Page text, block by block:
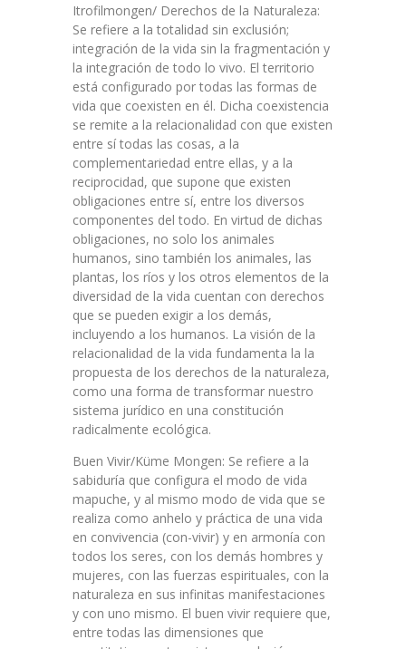
Itrofilmongen/ Derechos de la Naturaleza:
Se refiere a la totalidad sin exclusión;
integración de la vida sin la fragmentación y
la integración de todo lo vivo. El territorio
está configurado por todas las formas de
vida que coexisten en él. Dicha coexistencia
se remite a la relacionalidad con que existen
entre sí todas las cosas, a la
complementariedad entre ellas, y a la
reciprocidad, que supone que existen
obligaciones entre sí, entre los diversos
componentes del todo. En virtud de dichas
obligaciones, no solo los animales
humanos, sino también los animales, las
plantas, los ríos y los otros elementos de la
diversidad de la vida cuentan con derechos
que se pueden exigir a los demás,
incluyendo a los humanos. La visión de la
relacionalidad de la vida fundamenta la la
propuesta de los derechos de la naturaleza,
como una forma de transformar nuestro
sistema jurídico en una constitución
radicalmente ecológica.
Buen Vivir/Küme Mongen: Se refiere a la
sabiduría que configura el modo de vida
mapuche, y al mismo modo de vida que se
realiza como anhelo y práctica de una vida
en convivencia (con-vivir) y en armonía con
todos los seres, con los demás hombres y
mujeres, con las fuerzas espirituales, con la
naturaleza en sus infinitas manifestaciones
y con uno mismo. El buen vivir requiere que,
entre todas las dimensiones que